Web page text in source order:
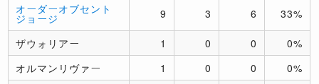
オーダーオブセント
ジョージ 9 3 6 33%
ザウォリアー 1 0 0
0%
オルマンリヴァー
1 0 0
0%